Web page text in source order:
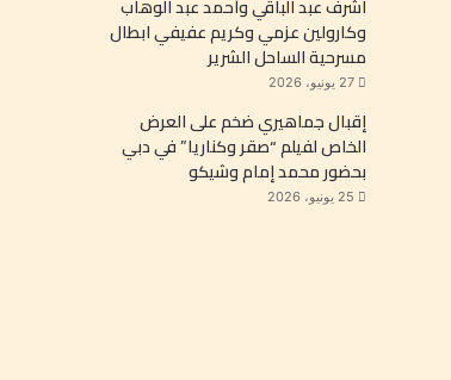
اشرف عبد الباقي وأحمد عبد الوهاب
وكارولين عزمي وكريم عفيفي ابطال
مسرحية الساحل الشرير
27 يونيو، 2026
إقبال جماهيري ضخم على العرض
الخاص لفيلم “صقر وكناريا” في دبي
بحضور محمد إمام وشيكو
25 يونيو، 2026